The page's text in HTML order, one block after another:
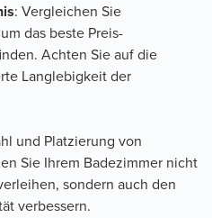
: Vergleichen Sie
das beste Preis-
Achten Sie auf die
Langlebigkeit der
und Platzierung von
Sie Ihrem Badezimmer nicht
sondern auch den
verbessern.